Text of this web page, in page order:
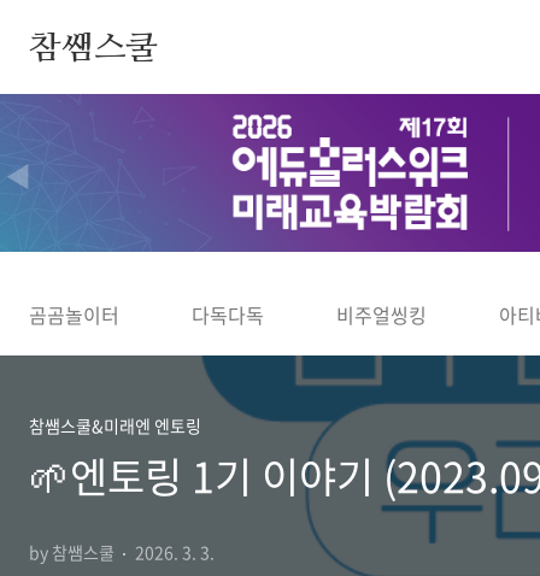
참쌤스쿨
◀
곰곰놀이터 다독다독 비주얼씽킹 아
참쌤스쿨&미래엔 엔토링
🌱엔토링 1기 이야기
by 참쌤스쿨 2026. 3. 3.